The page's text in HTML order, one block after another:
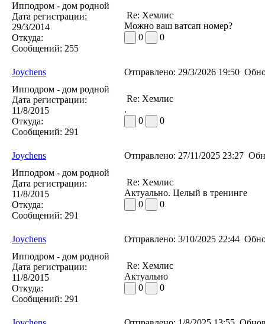
Ипподром - дом родной
Дата регистрации:
29/3/2014
Откуда:
Сообщений: 255
Re: Хемлис
Можно ваш ватсап номер?
0
0
Joychens Отправлено: 29/3/2026 19:50
Ипподром - дом родной
Дата регистрации:
11/8/2015
Откуда:
Сообщений: 291
Re: Хемлис
.
0
0
Joychens Отправлено: 27/11/2025 23:27
Ипподром - дом родной
Дата регистрации:
11/8/2015
Откуда:
Сообщений: 291
Re: Хемлис
Актуально. Целый в тренинге
0
0
Joychens Отправлено: 3/10/2025 22:44
Ипподром - дом родной
Дата регистрации:
11/8/2015
Откуда:
Сообщений: 291
Re: Хемлис
Актуально
0
0